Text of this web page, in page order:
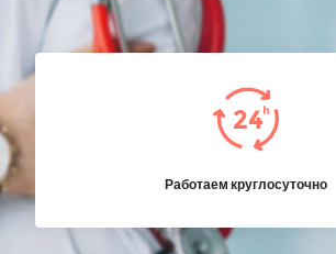
Работаем круглосуточно